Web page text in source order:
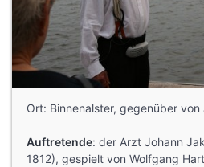
Ort: Binnenalster, gegenüber
Auftretende: der Arzt Johann
1812), gespielt von Wolfgang